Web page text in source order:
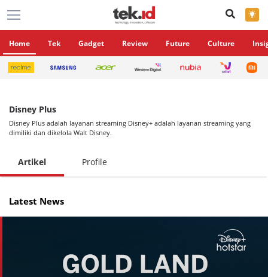
×
Home Tek Gadget Review Future Culture
Disney Plus
Disney Plus adalah layanan streaming Disney+ adalah layanan streaming yang
dimiliki dan dikelola Walt Disney.
Artikel Profile
Latest News